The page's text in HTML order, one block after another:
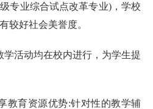
专业综合试点改革专业)，学校
较好社会美誉度。
学活动均在校内进行，为学生提
教育资源优势:针对性的教学辅